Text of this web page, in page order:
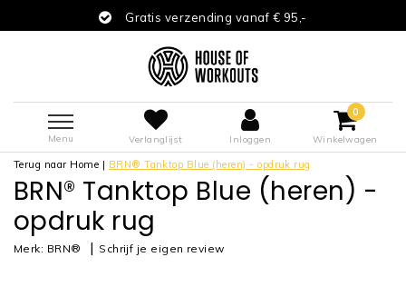
Gratis verzending vanaf € 95,-
Menu Verlanglijst Inloggen
0
Winkelwagen
Terug naar Home | BRN® Tanktop Blue (heren) - opdruk rug
BRN® Tanktop Blue (heren) -
opdruk rug
Merk: BRN® | Schrijf je eigen review